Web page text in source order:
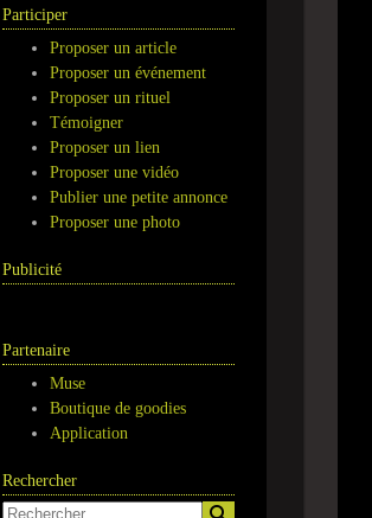
Participer
Proposer un article
Proposer un événement
Proposer un rituel
Témoigner
Proposer un lien
Proposer une vidéo
Publier une petite annonce
Proposer une photo
Publicité
Partenaire
Muse
Boutique de goodies
Application
Rechercher